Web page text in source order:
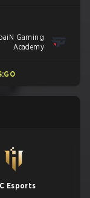
Gaming
Academy
Esports